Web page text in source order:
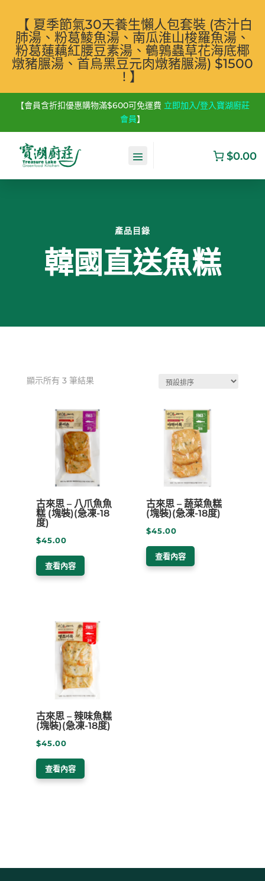
【 夏季節氣30天養生懶人包套裝 (杏汁白
肺湯、粉葛鯪魚湯、南瓜淮山梭羅魚湯、
粉葛蓮藕紅腰豆素湯、鵪鶉蟲草花海底椰
燉豬𦟌湯、首烏黑豆元肉燉豬𦟌湯) $1500
! 】
【會員含折扣優惠購物滿$600可免運費 立即加入/登入寶湖廚莊
會員】
$0.00
產品目錄
韓國直送魚糕
顯示所有 3 筆結果
古來思 – 八爪魚魚
糕 (塊裝)(急凍-18
度)
$45.00
查看內容
古來思 – 蔬菜魚糕
(塊裝)(急凍-18度)
$45.00
查看內容
古來思 – 辣味魚糕
(塊裝)(急凍-18度)
$45.00
查看內容